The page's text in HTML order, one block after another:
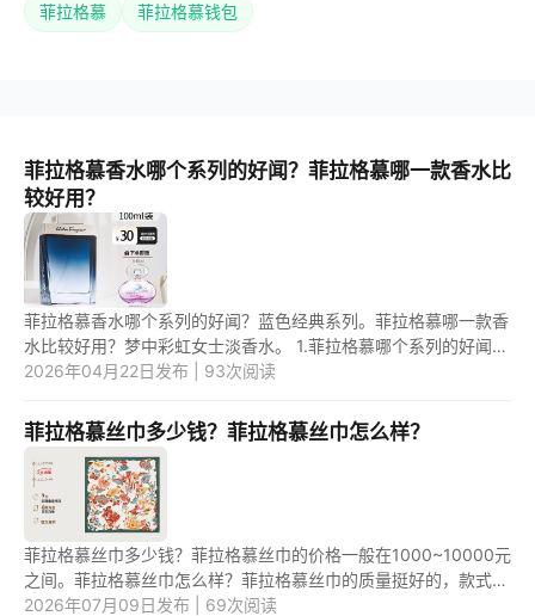
菲拉格慕 菲拉格慕钱包
菲拉格慕香水哪个系列的好闻？菲拉格慕哪一款香水比
较好用？
菲拉格慕香水哪个系列的好闻？蓝色经典系列。菲拉格慕哪一款香
水比较好用？梦中彩虹女士淡香水。 1.菲拉格慕哪个系列的好闻？
菲拉格慕香水中，蓝色经典系列的好闻。因为，蓝色经典系列的
2026年04月22日发布 | 93次阅读
菲拉格慕丝巾多少钱？菲拉格慕丝巾怎么样？
菲拉格慕丝巾多少钱？菲拉格慕丝巾的价格一般在1000~10000元
之间。菲拉格慕丝巾怎么样？菲拉格慕丝巾的质量挺好的，款式简
约优雅，色彩明丽大方。 1.菲拉格慕丝巾多少钱？ 菲拉格慕是奢
2026年07月09日发布 | 69次阅读